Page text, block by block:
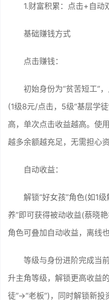
1.财富积累：点击+自动
基础赚钱方式
点击赚钱：
初始身份为“贫苦短工”
(1级8元/点击，5级“基层学
高，单次点击收益越高。使
越多余额越充足，无需担心资
自动收益：
解锁“好女孩”角色(如1
养”即可获得被动收益(蔡晓
角色可叠加自动收益，离线
等级与身份进阶完成当
升主角等级，解锁更高收益
徒”→“老板”)，同时解锁新